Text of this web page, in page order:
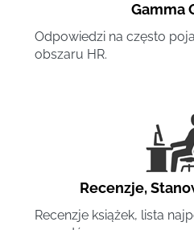
Gamma
Odpowiedzi na często
obszaru HR.
Recenzje,
Recenzje książek, lista